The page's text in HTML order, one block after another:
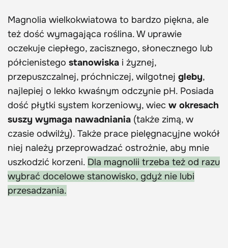
Magnolia wielkokwiatowa to bardzo piękna, ale
też dość wymagająca roślina. W uprawie
oczekuje ciepłego, zacisznego, słonecznego lub
półcienistego stanowiska i żyznej,
przepuszczalnej, próchniczej, wilgotnej gleby,
najlepiej o lekko kwaśnym odczynie pH. Posiada
dość płytki system korzeniowy, wiec w okresach
suszy wymaga nawadniania (także zimą, w
czasie odwilży). Także prace pielęgnacyjne wokół
niej należy przeprowadzać ostrożnie, aby mnie
uszkodzić korzeni. Dla magnolii trzeba też od razu
wybrać docelowe stanowisko, gdyż nie lubi
przesadzania.